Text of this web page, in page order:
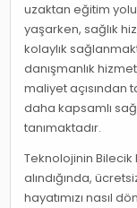
uzaktan eğitim
yaşarken, sağlık
kolaylık
danışmanlık
maliyet açısından
daha kapsamlı
tanımaktadır.
Teknolojinin
alındığında,
hayatımızı nasıl